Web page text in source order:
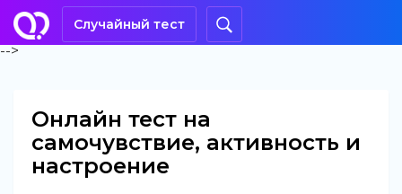
Случайный тест
-->
Онлайн тест на
самочувствие, активность и
настроение